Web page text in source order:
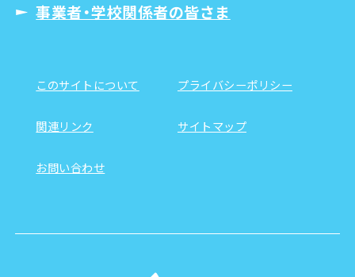
事業者・学校関係者の皆さま
このサイトについて プライバシーポリシー
関連リンク サイトマップ
お問い合わせ